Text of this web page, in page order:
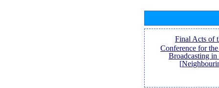
[Final Acts of
Conference for
Broadcasting